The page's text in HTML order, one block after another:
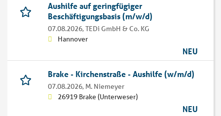
Aushilfe auf geringfügiger
Beschäftigungsbasis (m/w/d)
07.08.2026,TEDi GmbH & Co. KG
Hannover
NEU
Brake - Kirchenstraße - Aushilfe (w/m/d)
07.08.2026, M. Niemeyer
26919 Brake (Unterweser)
NEU